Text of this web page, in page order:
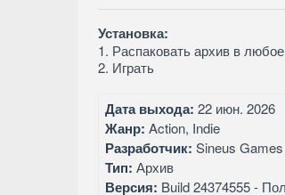
Установка:
1. Распаковать архив в
2. Играть
Дата выхода: 22 июн. 2026
Жанр: Action, Indie
Разработчик: Sineus Games
Тип: Архив
Версия: Build 24374555 -